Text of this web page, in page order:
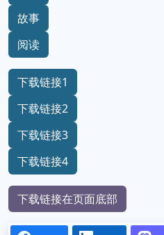
故事
阅读
下载链接1
下载链接2
下载链接3
下载链接4
下载链接在页面底部